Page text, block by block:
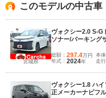
て機械的にドア下部からステップを
が助手席側に採用されている。ま
グアシストグリップ」が標準装備
ーフティセンス」は最新のものが
このモデルの中古車
宮城県
ヴォクシー2.0 S-G
ソナー/パーキング
ラ/ETC2.0 /両側パ
ルミホイール
総額： 297.4万円
年式： 2024年
本体
走行
ヴォクシー1.8 ハ
正メーカーナビフ